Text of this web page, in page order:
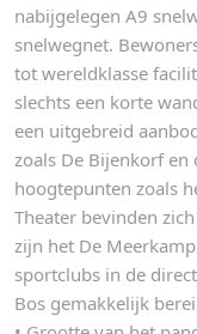
nabijgelegen A9
snelwegnet.
tot wereldklasse
slechts een korte
een uitgebreid
zoals De Bijenkorf
hoogtepunten zoals
Theater bevinden
zijn het De
sportclubs in de
Bos gemakkelijk